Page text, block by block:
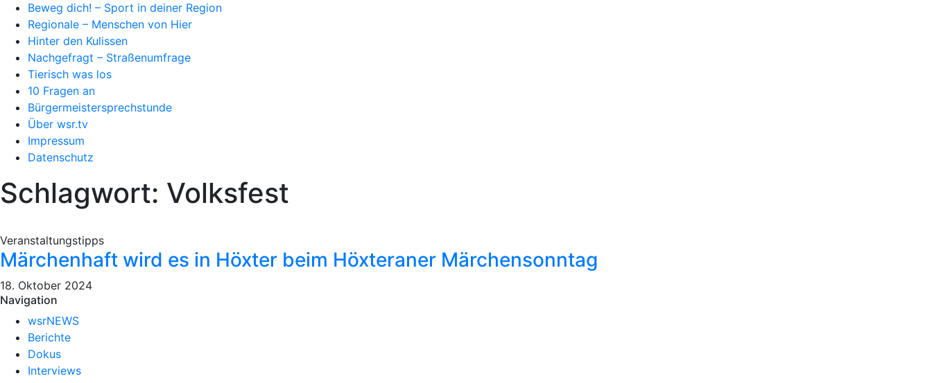
Beweg dich! – Sport in deiner Region
Regionale – Menschen von Hier
Hinter den Kulissen
Nachgefragt – Straßenumfrage
Tierisch was los
10 Fragen an
Bürgermeistersprechstunde
Über wsr.tv
Impressum
Datenschutz
Schlagwort: Volksfest
Veranstaltungstipps
Märchenhaft wird es in Höxter beim Höxteraner Märchensonntag
18. Oktober 2024
Navigation
wsrNEWS
Berichte
Dokus
Interviews